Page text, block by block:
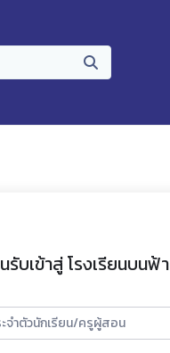
บเข้าสู่ โรงเรียนบนฟ้า